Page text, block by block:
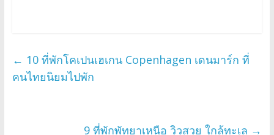
← 10 ที่พักโคเปนเฮเกน Copenhagen เดนมาร์ก ที่
คนไทยนิยมไปพัก
9 ที่พักพัทยาเหนือ วิวสวย ใกล้ทะเล →